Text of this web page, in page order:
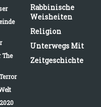
The
Rabbinische
Weisheiten
Religion
Unterwegs Mit
Zeitgeschichte